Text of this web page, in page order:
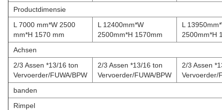
Productdimensie
L 7000 mm*W 2500
mm*H 1570 mm
L 12400mm*W
2500mm*H 1570mm
L
2500mm*H
Achsen
2/3 Assen *13/16 ton
Vervoerder/FUWA/BPW
2/3 Assen *13/16 ton
Vervoerder/FUWA/BPW
2/3 Assen
Vervoerder/
banden
Rimpel